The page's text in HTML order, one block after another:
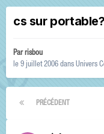
cs sur portable?
Parrisbou
le 9 juillet 2006 dans Univers
PRÉCÉDENT